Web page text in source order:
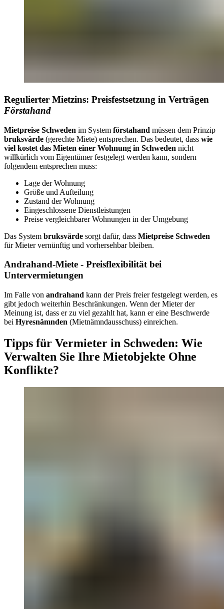
Regulierter Mietzins: Preisfestsetzung in Verträgen
Förstahand
Mietpreise Schweden im System förstahand müssen dem Prinzip
bruksvärde (gerechte Miete) entsprechen. Das bedeutet, dass wie
viel kostet das Mieten einer Wohnung in Schweden nicht
willkürlich vom Eigentümer festgelegt werden kann, sondern
folgendem entsprechen muss:
Lage der Wohnung
Größe und Aufteilung
Zustand der Wohnung
Eingeschlossene Dienstleistungen
Preise vergleichbarer Wohnungen in der Umgebung
Das System bruksvärde sorgt dafür, dass Mietpreise Schweden
für Mieter vernünftig und vorhersehbar bleiben.
Andrahand-Miete - Preisflexibilität bei
Untervermietungen
Im Falle von andrahand kann der Preis freier festgelegt werden, es
gibt jedoch weiterhin Beschränkungen. Wenn der Mieter der
Meinung ist, dass er zu viel gezahlt hat, kann er eine Beschwerde
bei Hyresnämnden (Mietnämndausschuss) einreichen.
Tipps für Vermieter in Schweden: Wie
Verwalten Sie Ihre Mietobjekte Ohne
Konflikte?